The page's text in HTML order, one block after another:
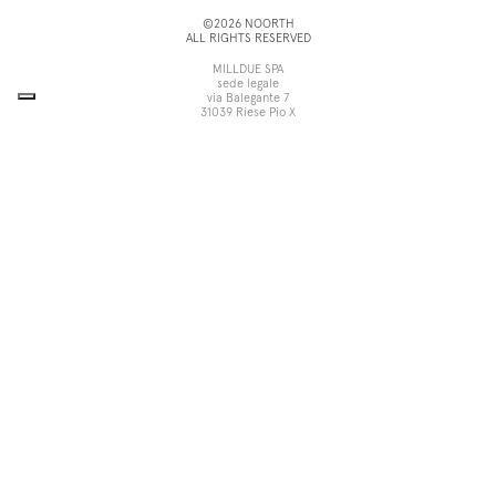
Vedi tutti
©2026 NOORTH
ALL RIGHTS RESERVED
MILLDUE SPA
sede legale
via Balegante 7
31039 Riese Pio X